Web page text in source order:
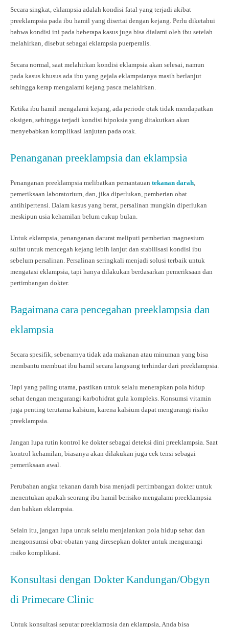
Secara singkat, eklampsia adalah kondisi fatal yang terjadi akibat
preeklampsia pada ibu hamil yang disertai dengan kejang. Perlu diketahui
bahwa kondisi ini pada beberapa kasus juga bisa dialami oleh ibu setelah
melahirkan, disebut sebagai eklampsia puerperalis.
Secara normal, saat melahirkan kondisi eklampsia akan selesai, namun
pada kasus khusus ada ibu yang gejala eklampsianya masih berlanjut
sehingga kerap mengalami kejang pasca melahirkan.
Ketika ibu hamil mengalami kejang, ada periode otak tidak mendapatkan
oksigen, sehingga terjadi kondisi hipoksia yang ditakutkan akan
menyebabkan komplikasi lanjutan pada otak.
Penanganan preeklampsia dan eklampsia
Penanganan preeklampsia melibatkan pemantauan tekanan darah
pemeriksaan laboratorium, dan, jika diperlukan, pemberian obat
antihipertensi. Dalam kasus yang berat, persalinan mungkin diperlukan
meskipun usia kehamilan belum cukup bulan.
Untuk eklampsia, penanganan darurat meliputi pemberian magnesium
sulfat untuk mencegah kejang lebih lanjut dan stabilisasi kondisi ibu
sebelum persalinan. Persalinan seringkali menjadi solusi terbaik untuk
mengatasi eklampsia, tapi hanya dilakukan berdasarkan pemeriksaan dan
pertimbangan dokter.
Bagaimana cara pencegahan preeklampsia dan
eklampsia
Secara spesifik, sebenarnya tidak ada makanan atau minuman yang bisa
membantu membuat ibu hamil secara langsung terhindar dari preeklampsia.
Tapi yang paling utama, pastikan untuk selalu menerapkan pola hidup
sehat dengan mengurangi karbohidrat gula kompleks. Konsumsi vitamin
juga penting terutama kalsium, karena kalsium dapat mengurangi risiko
preeklampsia.
Jangan lupa rutin kontrol ke dokter sebagai deteksi dini preeklampsia. Saat
kontrol kehamilan, biasanya akan dilakukan juga cek tensi sebagai
pemeriksaan awal.
Perubahan angka tekanan darah bisa menjadi pertimbangan dokter untuk
menentukan apakah seorang ibu hamil berisiko mengalami preeklampsia
dan bahkan eklampsia.
Selain itu, jangan lupa untuk selalu menjalankan pola hidup sehat dan
mengonsumsi obat-obatan yang diresepkan dokter untuk mengurangi
risiko komplikasi.
Konsultasi dengan Dokter Kandungan/Obgyn
di Primecare Clinic
Untuk konsultasi seputar preeklampsia dan eklampsia, Anda bisa